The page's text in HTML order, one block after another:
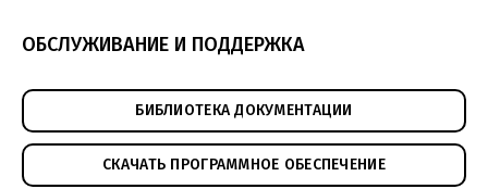
ОБСЛУЖИВАНИЕ И ПОДДЕРЖКА
БИБЛИОТЕКА ДОКУМЕНТАЦИИ
СКАЧАТЬ ПРОГРАММНОЕ ОБЕСПЕЧЕНИЕ